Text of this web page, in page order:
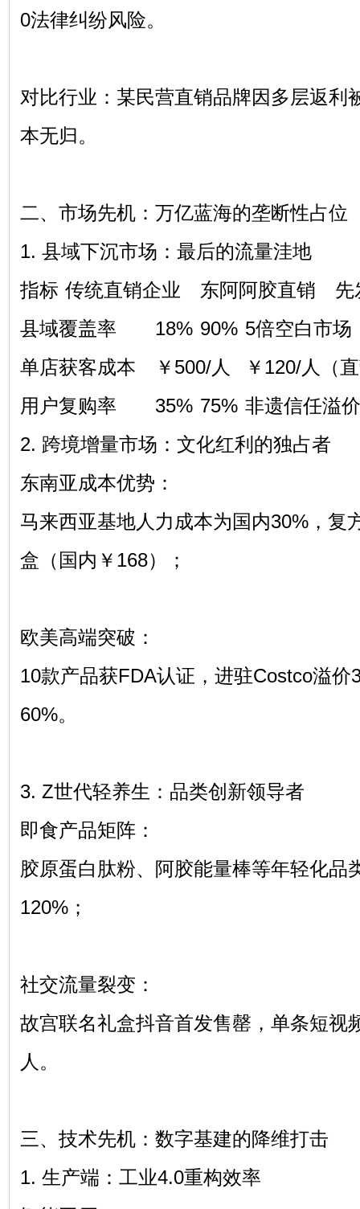
0法律纠纷风险。
对比行业：某民营直销品牌因多层返利
本无归。
二、市场先机：万亿蓝海的垄断性占位
1. 县域下沉市场：最后的流量洼地
指标 传统直销企业 东阿阿胶直销
先
县域覆盖率
18% 90% 5倍空白市场
单店获客成本
￥500/人
￥120/人（
用户复购率
35% 75% 非遗信任溢价
2. 跨境增量市场：文化红利的独占者
东南亚成本优势：
马来西亚基地人力成本为国内30%，复
盒（国内￥168）；
欧美高端突破：
10款产品获FDA认证，进驻Costco溢价
60%。
3. Z世代轻养生：品类创新领导者
即食产品矩阵：
胶原蛋白肽粉、阿胶能量棒等年轻化品
120%；
社交流量裂变：
故宫联名礼盒抖音首发售罄，单条短视
人。
三、技术先机：数字基建的降维打击
1. 生产端：工业4.0重构效率